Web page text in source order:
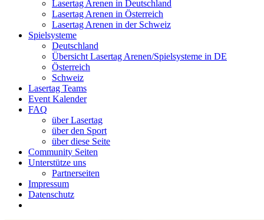
Lasertag Arenen in Deutschland
Lasertag Arenen in Österreich
Lasertag Arenen in der Schweiz
Spielsysteme
Deutschland
Übersicht Lasertag Arenen/Spielsysteme in DE
Österreich
Schweiz
Lasertag Teams
Event Kalender
FAQ
über Lasertag
über den Sport
über diese Seite
Community Seiten
Unterstütze uns
Partnerseiten
Impressum
Datenschutz